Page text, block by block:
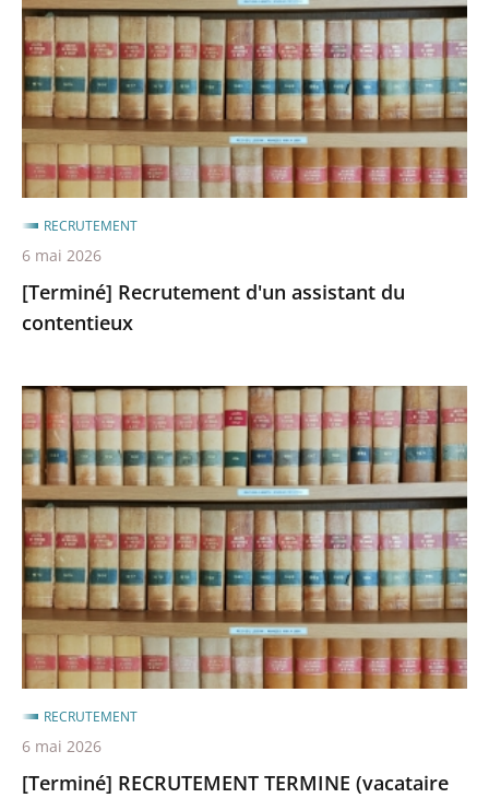
du
contentieux
[Terminé] Recrutement d'un assistant du
contentieux
RECRUTEMENT
6 mai 2026
[Terminé]
RECRUTEMENT
TERMINE
(vacataire
de
greffe)
[Terminé] RECRUTEMENT TERMINE (vacataire
RECRUTEMENT
6 mai 2026